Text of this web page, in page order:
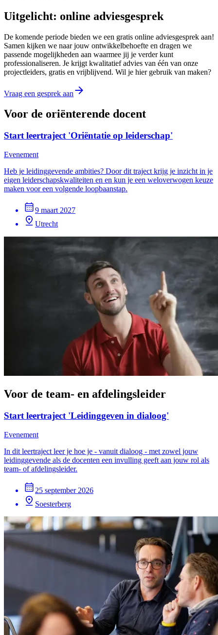
Uitgelicht: online adviesgesprek
De komende periode bieden we een gratis online adviesgesprek aan!
Samen kijken we naar jouw ontwikkelbehoefte en dragen we
passende mogelijkheden aan waarmee jij je verder kunt
professionaliseren. Je krijgt kwalitatief advies van één van onze
projectleiders, gratis en vrijblijvend. Wil je hier gebruik van maken?
Vraag een gesprek aan
Voor de oriënterende docent
Start leertraject 'Oriëntatie op leiderschap'
Evenement
Heb je leidinggevende ambities? Door dit traject krijg je inzicht in je
eigen leiderschapskwaliteiten en en kun je een weloverwogen keuze
maken voor een volgende loopbaanstap.
9 maart 2027
Utrecht
Voor de team- en afdelingsleider
Start leertraject 'Leidinggeven in dialoog'
Evenement
In dit leertraject leer je hoe je - vanuit dialoog - met zowel jouw
leidinggevende als de docenten een invulling geeft aan jouw rol als
team- of afdelingsleider.
25 september 2026
Soesterberg